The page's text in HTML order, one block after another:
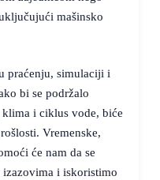
mašinsko
praćenju, simulaciji i
bi se podržalo
klima i ciklus vode, biće
Vremenske,
će nam da se
i iskoristimo